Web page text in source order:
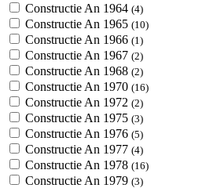
Constructie An 1964 (4)
Constructie An 1965 (10)
Constructie An 1966 (1)
Constructie An 1967 (2)
Constructie An 1968 (2)
Constructie An 1970 (16)
Constructie An 1972 (2)
Constructie An 1975 (3)
Constructie An 1976 (5)
Constructie An 1977 (4)
Constructie An 1978 (16)
Constructie An 1979 (3)